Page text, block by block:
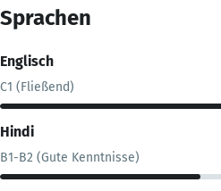
Sprachen
Englisch
C1 (Fließend)
Hindi
B1-B2 (Gute Kenntnisse)